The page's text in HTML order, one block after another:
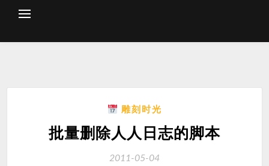
雕刻时光
批量删除人人日志的脚本
2011-05-04